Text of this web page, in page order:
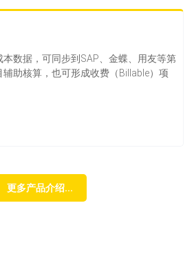
本数据，可同步到SAP、金蝶、用友等第
助核算，也可形成收费（Billable）项
更多产品介绍...